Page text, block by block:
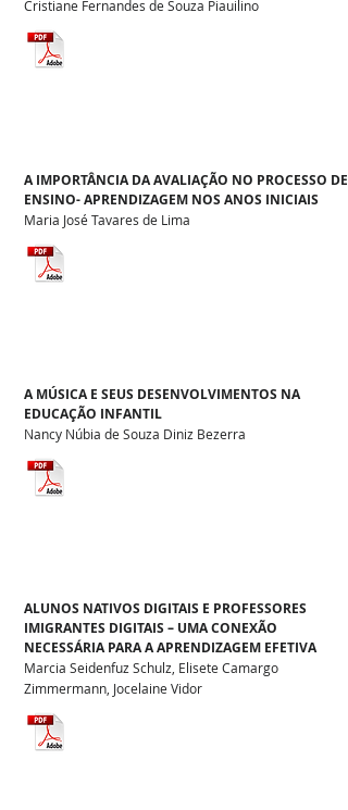
Cristiane Fernandes de Souza Piauilino
Maria José Tavares de Lima
A IMPORTÂNCIA DA AVALIAÇÃO NO PROCESSO DE
ENSINO- APRENDIZAGEM NOS ANOS INICIAIS
Nancy Núbia de Souza Diniz Bezerra
A MÚSICA E SEUS DESENVOLVIMENTOS NA
EDUCAÇÃO INFANTIL
Marcia Seidenfuz Schulz, Elisete Camargo
Zimmermann, Jocelaine Vidor
ALUNOS NATIVOS DIGITAIS E PROFESSORES
IMIGRANTES DIGITAIS – UMA CONEXÃO
NECESSÁRIA PARA A APRENDIZAGEM EFETIVA